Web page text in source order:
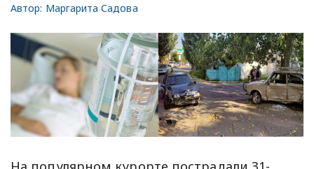
Автор: Маргарита Садова